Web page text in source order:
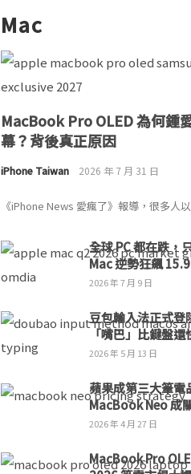
Mac
MacBook Pro OLED 為何鍾
幕？背後真正原因
iPhone Taiwan 2026 年 7 月 31 日
《iPhone News 愛瘋了》報導，很多人
全球 PC 都在跌，
Mac 逆勢狂飆
2026 年 7 月 9 日
豆包輸入法正式登
「嘴巴」比鍵盤還
2026 年 5 月 13 日
蘋果成第三大筆電
MacBook Neo 成
2026 年 4 月 27 日
MacBook Pro